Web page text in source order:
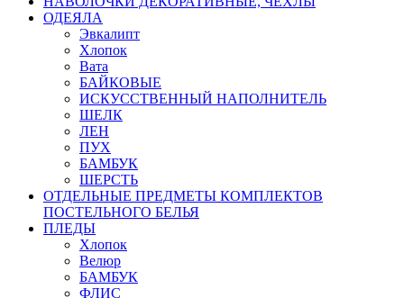
ОДЕЯЛА
Эвкалипт
Хлопок
Вата
БАЙКОВЫЕ
ИСКУССТВЕННЫЙ НАПОЛНИТЕЛЬ
ШЕЛК
ЛЕН
ПУХ
БАМБУК
ШЕРСТЬ
ОТДЕЛЬНЫЕ ПРЕДМЕТЫ КОМПЛЕКТОВ
ПОСТЕЛЬНОГО БЕЛЬЯ
ПЛЕДЫ
Хлопок
Велюр
БАМБУК
ФЛИС